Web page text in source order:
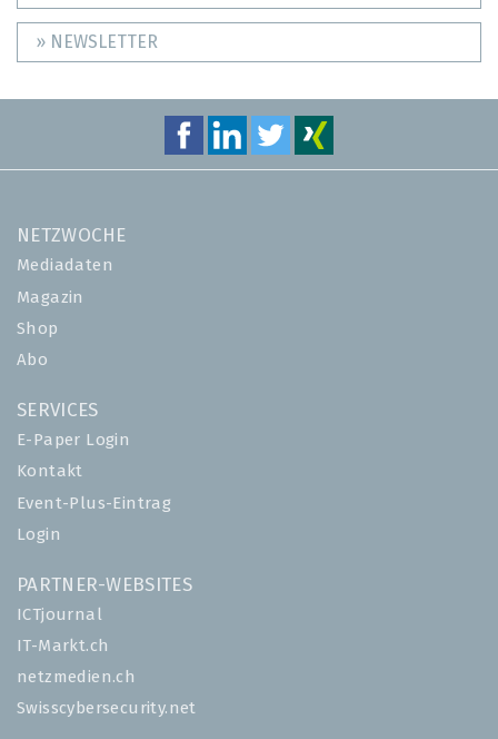
» NEWSLETTER
NETZWOCHE
Mediadaten
Magazin
Shop
Abo
SERVICES
E-Paper Login
Kontakt
Event-Plus-Eintrag
Login
PARTNER-WEBSITES
ICTjournal
IT-Markt.ch
netzmedien.ch
Swisscybersecurity.net